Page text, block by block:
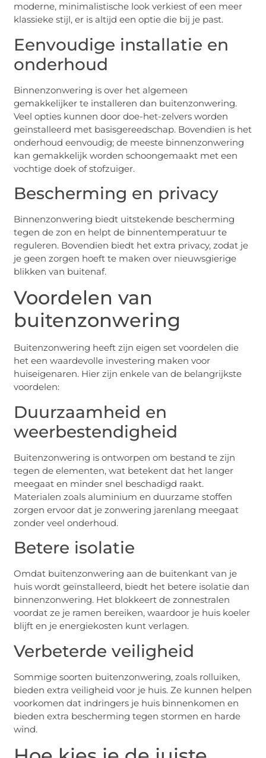
moderne, minimalistische look verkiest of een meer
klassieke stijl, er is altijd een optie die bij je past.
Eenvoudige installatie en
onderhoud
Binnenzonwering is over het algemeen
gemakkelijker te installeren dan buitenzonwering.
Veel opties kunnen door doe-het-zelvers worden
geïnstalleerd met basisgereedschap. Bovendien is het
onderhoud eenvoudig; de meeste binnenzonwering
kan gemakkelijk worden schoongemaakt met een
vochtige doek of stofzuiger.
Bescherming en privacy
Binnenzonwering biedt uitstekende bescherming
tegen de zon en helpt de binnentemperatuur te
reguleren. Bovendien biedt het extra privacy, zodat je
je geen zorgen hoeft te maken over nieuwsgierige
blikken van buitenaf.
Voordelen van
buitenzonwering
Buitenzonwering heeft zijn eigen set voordelen die
het een waardevolle investering maken voor
huiseigenaren. Hier zijn enkele van de belangrijkste
voordelen:
Duurzaamheid en
weerbestendigheid
Buitenzonwering is ontworpen om bestand te zijn
tegen de elementen, wat betekent dat het langer
meegaat en minder snel beschadigd raakt.
Materialen zoals aluminium en duurzame stoffen
zorgen ervoor dat je zonwering jarenlang meegaat
zonder veel onderhoud.
Betere isolatie
Omdat buitenzonwering aan de buitenkant van je
huis wordt geïnstalleerd, biedt het betere isolatie dan
binnenzonwering. Het blokkeert de zonnestralen
voordat ze je ramen bereiken, waardoor je huis koeler
blijft en je energiekosten kunt verlagen.
Verbeterde veiligheid
Sommige soorten buitenzonwering, zoals rolluiken,
bieden extra veiligheid voor je huis. Ze kunnen helpen
voorkomen dat indringers je huis binnenkomen en
bieden extra bescherming tegen stormen en harde
wind.